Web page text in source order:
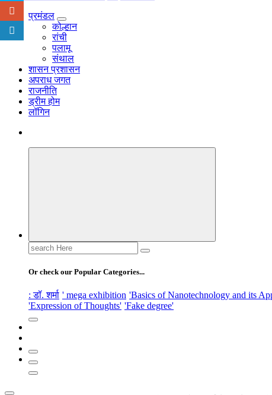
नज़र हर खबर पर
प्रमंडल
कोल्हान
रांची
पलामू
संथाल
शासन प्रशासन
अपराध जगत
राजनीति
ड्रीम होम
लॉगिन
Search
for:
Or check our Popular Categories...
: डॉ. शर्मा ' mega exhibition 'Basics of Nanotechnology and its
'Expression of Thoughts' 'Fake degree'